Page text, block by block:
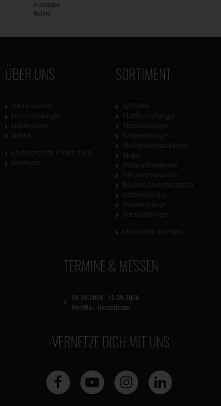
3-seitiger
Reling
ÜBER UNS SORTIMENT
TERMINE & MESSEN
09.09.2026 - 13.09.2026
NordBau Neumünster
VERNETZE DICH MIT UNS